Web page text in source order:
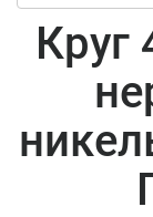
Круг